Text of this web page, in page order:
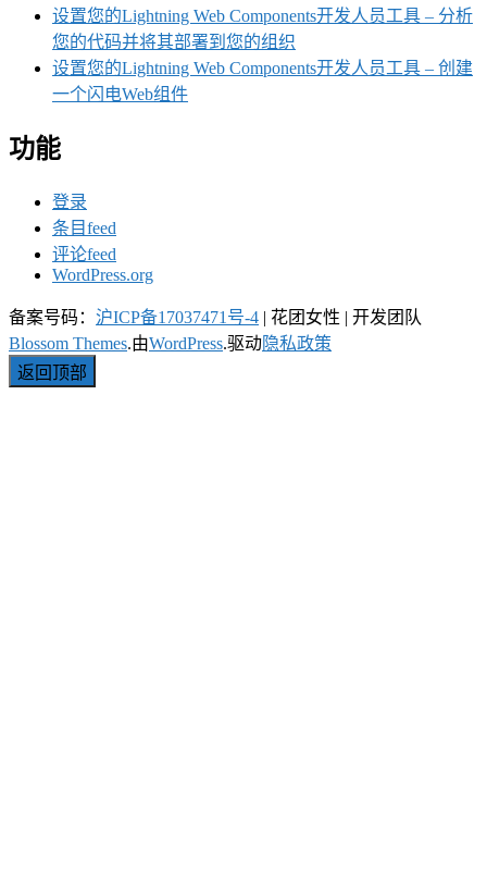
设置您的Lightning Web Components开发人员工具 – 分析
您的代码并将其部署到您的组织
设置您的Lightning Web Components开发人员工具 – 创建
一个闪电Web组件
功能
登录
条目feed
评论feed
WordPress.org
备案号码： 沪ICP备17037471号-4 | 花团女性 | 开发团队
Blossom Themes.由WordPress.驱动隐私政策
返回顶部